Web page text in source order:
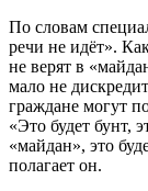
По словам
речи не идёт».
не верят в
мало не
граждане могут
«Это будет бунт,
«майдан», это
полагает он.